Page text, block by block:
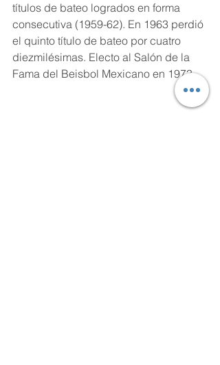
títulos de bateo logrados en forma
consecutiva (1959-62). En 1963 perdió
el quinto título de bateo por cuatro
diezmilésimas. Electo al Salón de la
Fama del Beisbol Mexicano en 1973.